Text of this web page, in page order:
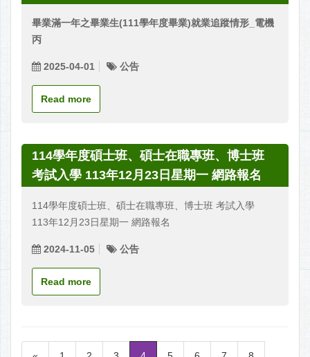
畢業滿一年之畢業生(111學年度畢業)就業追蹤情形_電機
丙
2025-04-01 公告
Read more
114學年度碩士班、碩士在職專班、博士班
考試入學 113年12月23日星期一 網路報名
114學年度碩士班、碩士在職專班、博士班 考試入學
113年12月23日星期一 網路報名
2024-11-05 公告
Read more